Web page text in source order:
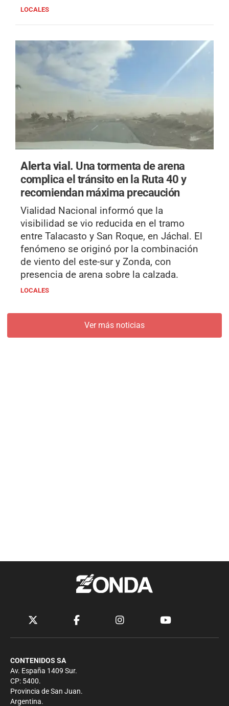
LOCALES
Alerta vial. Una tormenta de arena
complica el tránsito en la Ruta 40 y
recomiendan máxima precaución
Vialidad Nacional informó que la
visibilidad se vio reducida en el tramo
entre Talacasto y San Roque, en Jáchal. El
fenómeno se originó por la combinación
de viento del este-sur y Zonda, con
presencia de arena sobre la calzada.
LOCALES
Ver más noticias
CONTENIDOS SA
Av. España 1409 Sur.
CP: 5400.
Provincia de San Juan.
Argentina.